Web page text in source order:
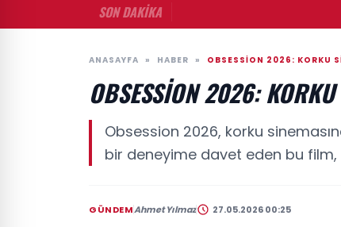
SON DAKİKA
ANASAYFA » HABER » OBSESSION 2026: KORKU
OBSESSION 2026:
Obsession 2026, korku
bir deneyime davet eden bu film,
GÜNDEMAhmet Yılmaz 27.05.2026 00:25